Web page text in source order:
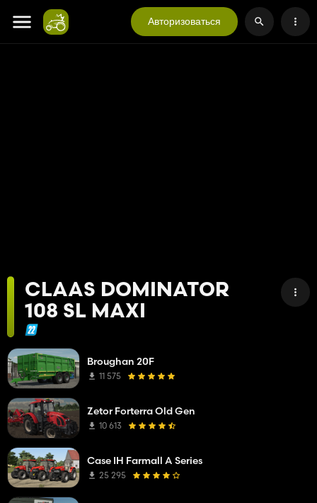
Авторизоваться
CLAAS DOMINATOR
108 SL MAXI
Broughan 20F
11 575
Zetor Forterra Old Gen
10 613
Case IH Farmall A Series
25 295